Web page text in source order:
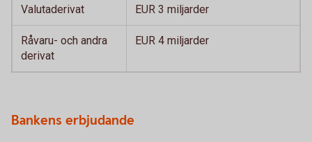
Valutaderivat EUR 3 miljarder
Råvaru- och andra
derivat
EUR 4 miljarder
Bankens erbjudande